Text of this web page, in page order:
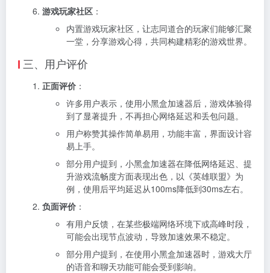
游戏玩家社区 ：
内置游戏玩家社区，让志同道合的玩家们能够汇聚
一堂，分享游戏心得，共同构建精彩的游戏世界。
三、用户评价
正面评价 ：
许多用户表示，使用小黑盒加速器后，游戏体验得
到了显著提升，不再担心网络延迟和丢包问题。
用户称赞其操作简单易用，功能丰富，界面设计容
易上手。
部分用户提到，小黑盒加速器在降低网络延迟、提
升游戏流畅度方面表现出色，以《英雄联盟》为
例，使用后平均延迟从100ms降低到30ms左右。
负面评价 ：
有用户反馈，在某些极端网络环境下或高峰时段，
可能会出现节点波动，导致加速效果不稳定。
部分用户提到，在使用小黑盒加速器时，游戏大厅
的语音和聊天功能可能会受到影响。